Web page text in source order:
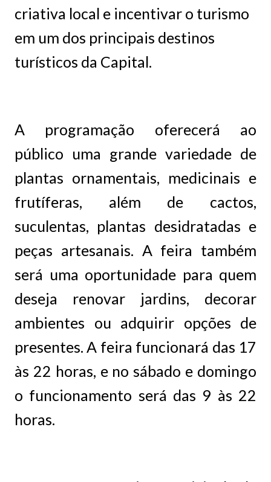
criativa local e incentivar o turismo
em um dos principais destinos
turísticos da Capital.
A programação oferecerá ao
público uma grande variedade de
plantas ornamentais, medicinais e
frutíferas, além de cactos,
suculentas, plantas desidratadas e
peças artesanais. A feira também
será uma oportunidade para quem
deseja renovar jardins, decorar
ambientes ou adquirir opções de
presentes. A feira funcionará das 17
às 22 horas, e no sábado e domingo
o funcionamento será das 9 às 22
horas.